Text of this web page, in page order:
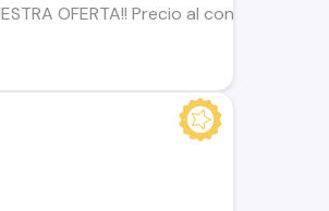
OFERTA!! Precio al contado: